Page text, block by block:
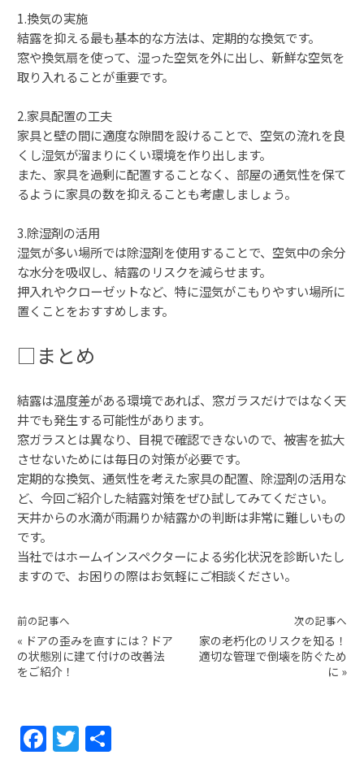
1.換気の実施
結露を抑える最も基本的な方法は、定期的な換気です。
窓や換気扇を使って、湿った空気を外に出し、新鮮な空気を
取り入れることが重要です。
2.家具配置の工夫
家具と壁の間に適度な隙間を設けることで、空気の流れを良
くし湿気が溜まりにくい環境を作り出します。
また、家具を過剰に配置することなく、部屋の通気性を保て
るように家具の数を抑えることも考慮しましょう。
3.除湿剤の活用
湿気が多い場所では除湿剤を使用することで、空気中の余分
な水分を吸収し、結露のリスクを減らせます。
押入れやクローゼットなど、特に湿気がこもりやすい場所に
置くことをおすすめします。
□まとめ
結露は温度差がある環境であれば、窓ガラスだけではなく天
井でも発生する可能性があります。
窓ガラスとは異なり、目視で確認できないので、被害を拡大
させないためには毎日の対策が必要です。
定期的な換気、通気性を考えた家具の配置、除湿剤の活用な
ど、今回ご紹介した結露対策をぜひ試してみてください。
天井からの水滴が雨漏りか結露かの判断は非常に難しいもの
です。
当社ではホームインスペクターによる劣化状況を診断いたし
ますので、お困りの際はお気軽にご相談ください。
前の記事へ
« ドアの歪みを直すには？ドア
の状態別に建て付けの改善法
をご紹介！
次の記事へ
家の老朽化のリスクを知る！
適切な管理で倒壊を防ぐため
に »
F T